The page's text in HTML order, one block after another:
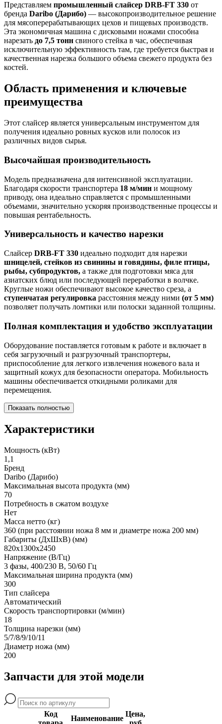
Представляем промышленный слайсер DRB-FT 330 от
бренда Daribo (Дарибо) — высокопроизводительное решение
для мясоперерабатывающих цехов и пищевых производств.
Эта экономичная машина с дисковыми ножами способна
нарезать до 7,5 тонн свиного стейка в час, обеспечивая
исключительную эффективность там, где требуется быстрая и
качественная нарезка большого объема свежего продукта без
костей.
Область применения и ключевые
преимущества
Этот слайсер является универсальным инструментом для
получения идеально ровных кусков или полосок из
различных видов сырья.
Высочайшая производительность
Модель предназначена для интенсивной эксплуатации.
Благодаря скорости транспортера 18 м/мин и мощному
приводу, она идеально справляется с промышленными
объемами, значительно ускоряя производственные процессы и
повышая рентабельность.
Универсальность и качество нарезки
Слайсер DRB-FT 330 идеально подходит для нарезки
шницелей, стейков из свинины и говядины, филе птицы,
рыбы, субпродуктов, а также для подготовки мяса для
азиатских блюд или последующей переработки в волчке.
Круглые ножи обеспечивают высокое качество среза, а
ступенчатая регулировка расстояния между ними (от 5 мм)
позволяет получать ломтики или полоски заданной толщины.
Полная комплектация и удобство эксплуатации
Оборудование поставляется готовым к работе и включает в
себя загрузочный и разгрузочный транспортеры,
приспособление для легкого извлечения ножевого вала и
защитный кожух для безопасности оператора. Мобильность
машины обеспечивается откидными роликами для
перемещения.
Показать полностью
Характеристики
Мощность (кВт)
1,1
Бренд
Daribo (Дарибо)
Максимальная высота продукта (мм)
70
Потребность в сжатом воздухе
Нет
Масса нетто (кг)
360 (при расстоянии ножа 8 мм и диаметре ножа 200 мм)
Габариты (ДхШхВ) (мм)
820х1300х2450
Напряжение (В/Гц)
3 фазы, 400/230 В, 50/60 Гц
Максимальная ширина продукта (мм)
300
Тип слайсера
Автоматический
Скорость транспортировки (м/мин)
18
Толщина нарезки (мм)
5/7/8/9/10/11
Диаметр ножа (мм)
200
Запчасти для этой модели
Код
Наименование
Цена,